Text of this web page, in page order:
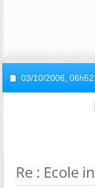
03/10/2006, 06h52
Re : Ecole